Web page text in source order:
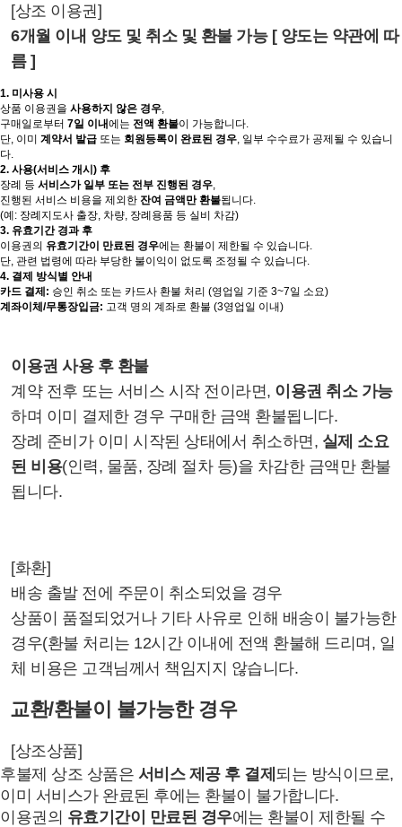
[상조 이용권]
6개월 이내 양도 및 취소 및 환불 가능 [ 양도는 약관에 따
름 ]
1. 미사용 시
상품 이용권을 사용하지 않은 경우,
구매일로부터 7일 이내에는 전액 환불이 가능합니다.
단, 이미 계약서 발급 또는 회원등록이 완료된 경우, 일부 수수료가 공제될 수 있습니
다.
2. 사용(서비스 개시) 후
장례 등 서비스가 일부 또는 전부 진행된 경우,
진행된 서비스 비용을 제외한 잔여 금액만 환불됩니다.
(예: 장례지도사 출장, 차량, 장례용품 등 실비 차감)
3. 유효기간 경과 후
이용권의 유효기간이 만료된 경우에는 환불이 제한될 수 있습니다.
단, 관련 법령에 따라 부당한 불이익이 없도록 조정될 수 있습니다.
4. 결제 방식별 안내
카드 결제: 승인 취소 또는 카드사 환불 처리 (영업일 기준 3~7일 소요)
계좌이체/무통장입금: 고객 명의 계좌로 환불 (3영업일 이내)
이용권 사용 후 환불
계약 전후 또는 서비스 시작 전이라면, 이용권 취소 가능
하며 이미 결제한 경우 구매한 금액 환불됩니다.
장례 준비가 이미 시작된 상태에서 취소하면, 실제 소요
된 비용(인력, 물품, 장례 절차 등)을 차감한 금액만 환불
됩니다.
[화환]
배송 출발 전에 주문이 취소되었을 경우
상품이 품절되었거나 기타 사유로 인해 배송이 불가능한
경우(환불 처리는 12시간 이내에 전액 환불해 드리며, 일
체 비용은 고객님께서 책임지지 않습니다.
교환/환불이 불가능한 경우
[상조상품]
후불제 상조 상품은 서비스 제공 후 결제 되는 방식이므로,
이미 서비스가 완료된 후에는 환불이 불가합니다.
이용권의 유효기간이 만료된 경우에는 환불이 제한될 수